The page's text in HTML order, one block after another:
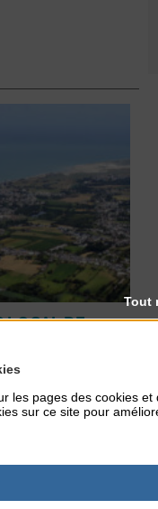
LOCAL DE
du diagnostic
est un
en place des
les pages des cookies et
sur ce site pour
Tout